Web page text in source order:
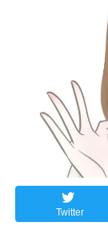
Twitter